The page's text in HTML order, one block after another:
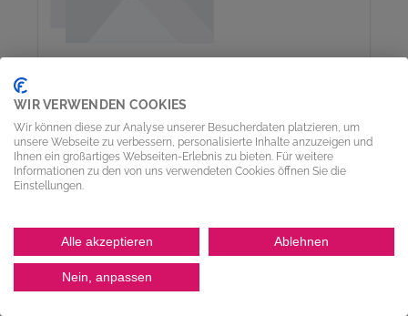
ROLLENKETTE 2080-R ANSI, 2"X 5/8",
LANGGLIEDRIG, KORR.BEST., DIN 8188,
EDELSTAHL 1.4301, VPE 3,05 M
WIR VERWENDEN COOKIES
Wir können diese zur Analyse unserer Besucherdaten platzieren, um
unsere Webseite zu verbessern, personalisierte Inhalte anzuzeigen und
Ihnen ein großartiges Webseiten-Erlebnis zu bieten. Für weitere
Informationen zu den von uns verwendeten Cookies öffnen Sie die
Einstellungen.
Alle akzeptieren Ablehnen
Nein, anpassen